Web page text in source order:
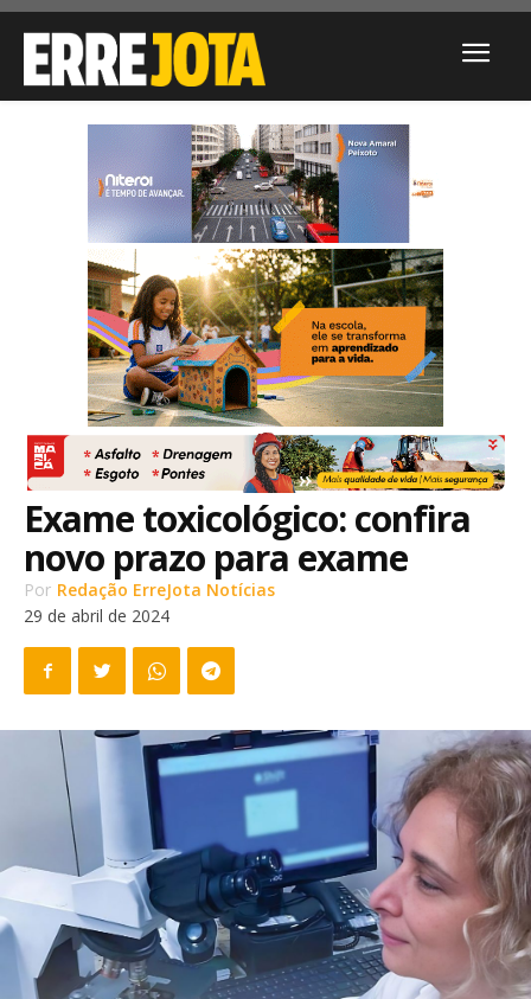
Exame toxicológico: confira
novo prazo para exame
Por Redação ErreJota Notícias
29 de abril de 2024